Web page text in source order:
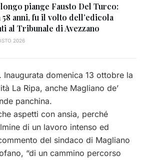
piange Fausto Del Turco:
58 anni, fu il volto dell’edicola
al Tribunale di Avezzano
2026
Inaugurata domenica 13 ottobre la
La Ripa, anche Magliano de’
panchina.
aspetti con ansia, perché
di un lavoro intenso ed
del sindaco di Magliano
“di un cammino percorso